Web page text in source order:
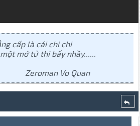
cấp là cái chi chi
mớ tử thi bấy nhầy......
Vo Quan